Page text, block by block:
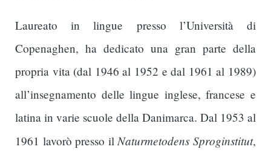
Laureato in lingue presso l’Università di
Copenaghen, ha dedicato una gran parte della
propria vita (dal 1946 al 1952 e dal 1961 al 1989)
all’insegnamento delle lingue inglese, francese e
latina in varie scuole della Danimarca. Dal 1953 al
1961 lavorò presso ilNaturmetodens Sproginstitut,